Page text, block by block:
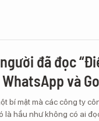
đã đọc
và
bí mật mà các công ty
là hầu như không có ai